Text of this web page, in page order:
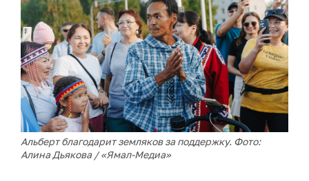
Альберт благодарит земляков за поддержку. Фото:
Алина Дьякова / «Ямал-Медиа»